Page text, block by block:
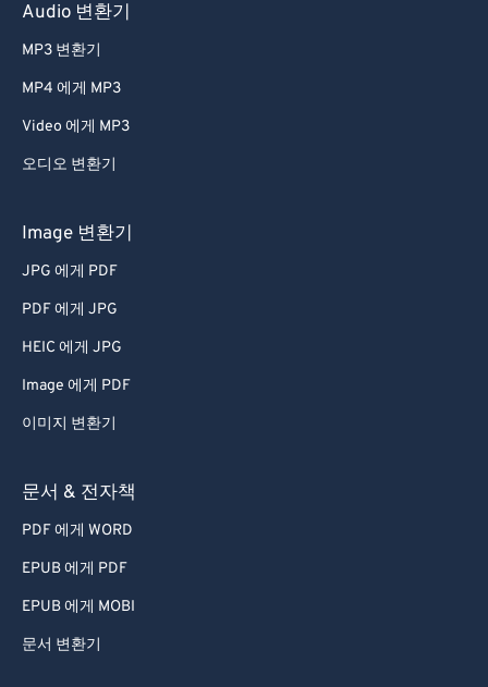
Audio 변환기
MP3 변환기
MP4 에게 MP3
Video 에게 MP3
오디오 변환기
Image 변환기
JPG 에게 PDF
PDF 에게 JPG
HEIC 에게 JPG
Image 에게 PDF
이미지 변환기
문서 & 전자책
PDF 에게 WORD
EPUB 에게 PDF
EPUB 에게 MOBI
문서 변환기